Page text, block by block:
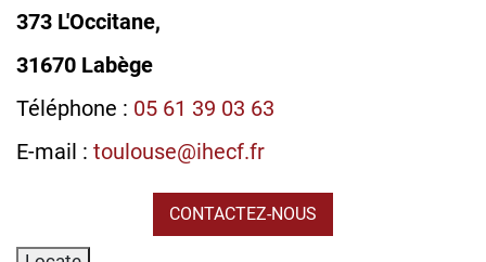
373 L'Occitane,
31670 Labège
Téléphone : 05 61 39 03 63
E-mail : toulouse@ihecf.fr
CONTACTEZ-NOUS